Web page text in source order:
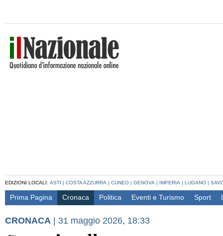
EDIZIONI LOCALI: ASTI | COSTA AZZURRA | CUNEO | GENOVA | IMPERIA | LUGANO |
Prima Pagina Cronaca Politica Eventi e Turismo Sport
CRONACA | 31 maggio 2026, 18:33